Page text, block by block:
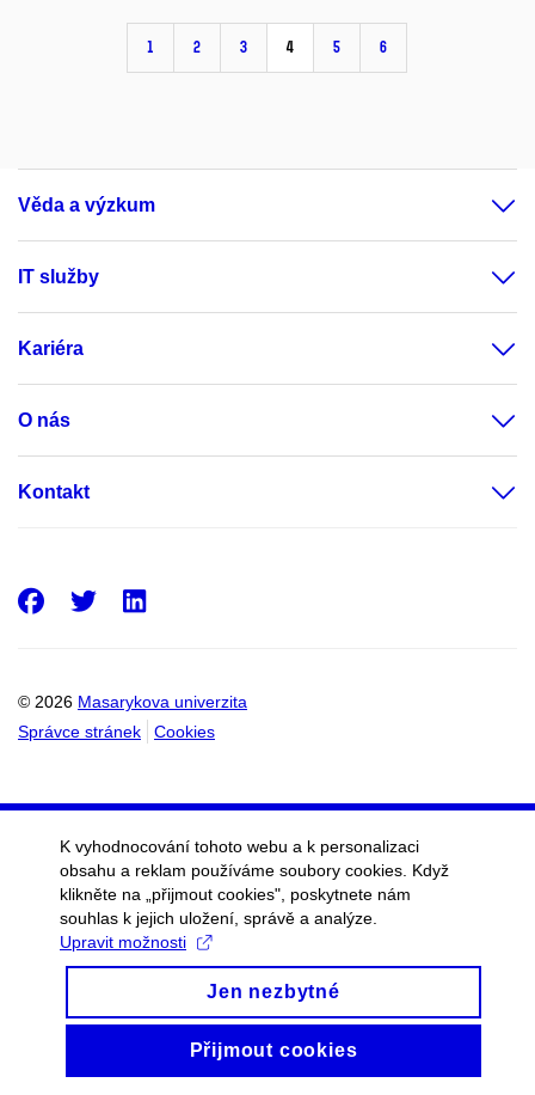
1 2 3 4 5 6
Věda a výzkum
IT služby
Kariéra
O nás
Kontakt
© 2026 Masarykova univerzita
Správce stránek
Cookies
Facebook
Twitter
K vyhodnocování tohoto webu a k personalizaci
obsahu a reklam používáme soubory cookies. Když
klikněte na „přijmout cookies", poskytnete nám
souhlas k jejich uložení, správě a analýze.
Upravit možnosti
Jen nezbytné
Přijmout cookies